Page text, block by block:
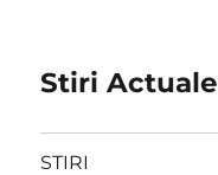
Stiri Actuale
STIRI